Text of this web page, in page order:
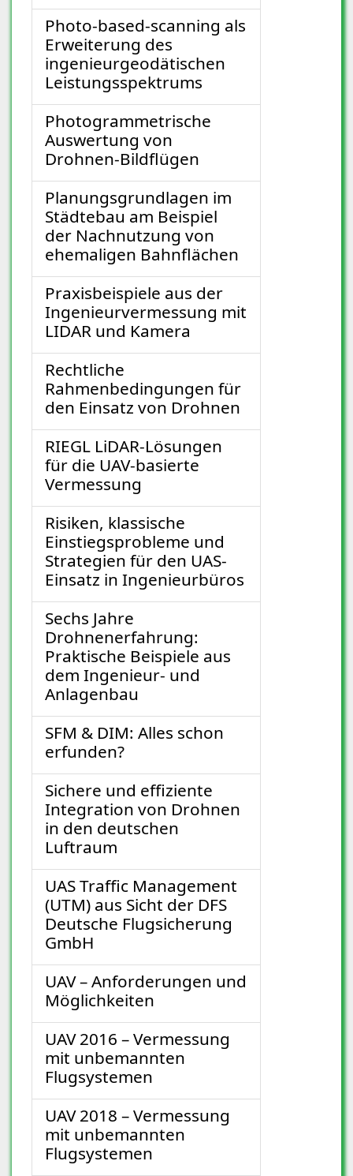
Photo-based-scanning als
Erweiterung des
ingenieurgeodätischen
Leistungsspektrums
Photogrammetrische
Auswertung von
Drohnen-Bildflügen
Planungsgrundlagen im
Städtebau am Beispiel
der Nachnutzung von
ehemaligen Bahnflächen
Praxisbeispiele aus der
Ingenieurvermessung mit
LIDAR und Kamera
Rechtliche
Rahmenbedingungen für
den Einsatz von Drohnen
RIEGL LiDAR-Lösungen
für die UAV-basierte
Vermessung
Risiken, klassische
Einstiegsprobleme und
Strategien für den UAS-
Einsatz in Ingenieurbüros
Sechs Jahre
Drohnenerfahrung:
Praktische Beispiele aus
dem Ingenieur- und
Anlagenbau
SFM & DIM: Alles schon
erfunden?
Sichere und effiziente
Integration von Drohnen
in den deutschen
Luftraum
UAS Traffic Management
(UTM) aus Sicht der DFS
Deutsche Flugsicherung
GmbH
UAV – Anforderungen und
Möglichkeiten
UAV 2016 – Vermessung
mit unbemannten
Flugsystemen
UAV 2018 – Vermessung
mit unbemannten
Flugsystemen